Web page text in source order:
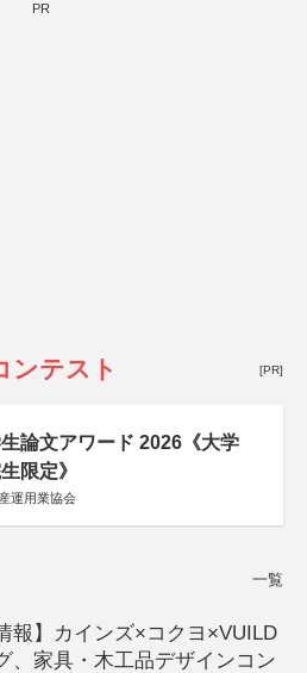
PR
ンテスト [PR]
論文アワード 2026《大学
限定》
運用業協会
一覧
報】カインズ×コクヨ×VUILD
、家具・木工品デザインコン